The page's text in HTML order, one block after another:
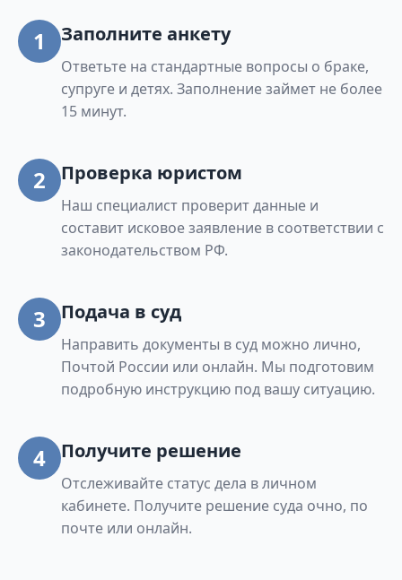
1 Заполните анкету
Ответьте на стандартные вопросы о браке,
супруге и детях. Заполнение займет не более
15 минут.
2 Проверка юристом
Наш специалист проверит данные и
составит исковое заявление в соответствии с
законодательством РФ.
3 Подача в суд
Направить документы в суд можно лично,
Почтой России или онлайн. Мы подготовим
подробную инструкцию под вашу ситуацию.
4 Получите решение
Отслеживайте статус дела в личном
кабинете. Получите решение суда очно, по
почте или онлайн.